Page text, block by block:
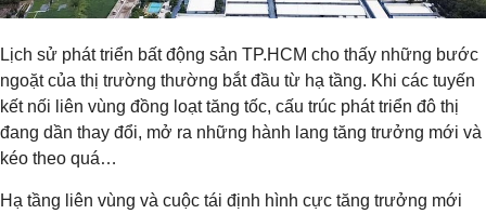
Lịch sử phát triển bất động sản TP.HCM cho thấy những bước
ngoặt của thị trường thường bắt đầu từ hạ tầng. Khi các tuyến
kết nối liên vùng đồng loạt tăng tốc, cấu trúc phát triển đô thị
đang dần thay đổi, mở ra những hành lang tăng trưởng mới và
kéo theo quá…
Hạ tầng liên vùng và cuộc tái định hình cực tăng trưởng mới